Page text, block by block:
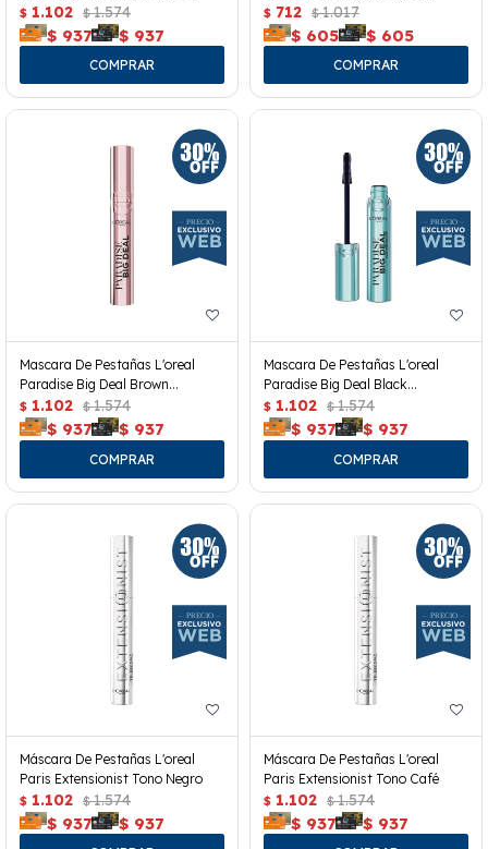
$ 1.102 $ 1.574
$ 937 $ 937
Cloudy Rose 118
$ 712 $ 1.017
$ 605 $ 605
Mascara De Pestañas L'oreal
Paradise Big Deal Brown
Washeable
$ 1.102 $ 1.574
$ 937 $ 937
Mascara De Pestañas L'oreal
Paradise Big Deal Black
Waterproof
$ 1.102 $ 1.574
$ 937 $ 937
Máscara De Pestañas L'oreal
Paris Extensionist Tono Negro
$ 1.102 $ 1.574
$ 937 $ 937
Máscara De Pestañas L'oreal
Paris Extensionist Tono Café
$ 1.102 $ 1.574
$ 937 $ 937